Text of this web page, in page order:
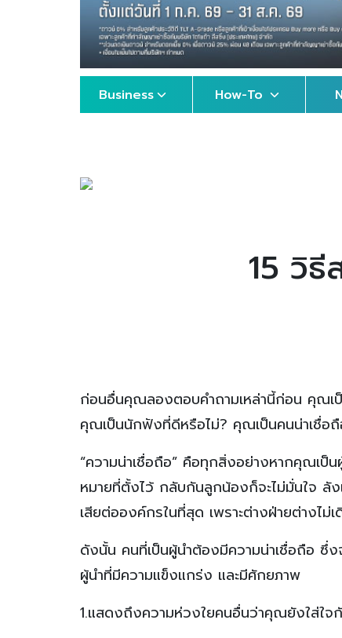
Business How-To
15 วิธี
ก่อนอื่นคุณลองตอบคำถามเหล่านี้ก่อน คุณเ
คุณเป็นนักฟังที่ดีหรือไม่? คุณเป็นคนน่าเชื่อ
“ความน่าเชื่อถือ” คือทุกสิ่งอย่างหากคุณเป็
หมายที่ตั้งไว้ กลับกันลูกน้องก็จะไม่มั่นใจ ลั
เสียต่อองค์กรในที่สุด เพราะต่างฝ่ายต่างไม่
ดังนั้น คนที่เป็นผู้นำต้องมีความน่าเชื่อถือ ซึ่
ผู้นำที่มีความแข็งแกร่ง และมีศักยภาพ
1.แสดงถึงความห่วงใยคนอื่นว่าคุณยังใส่ใจ